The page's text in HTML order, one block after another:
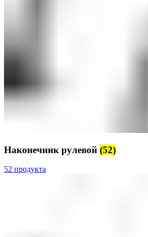
Наконечник рулевой (52)
52 продукта